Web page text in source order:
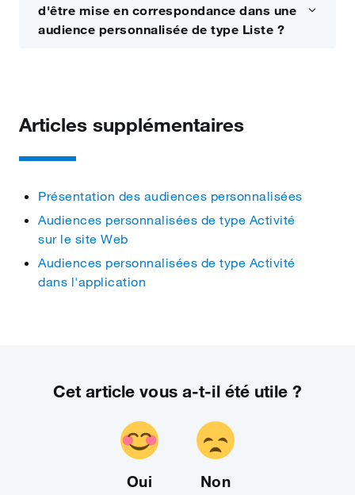
d'être mise en correspondance dans une
audience personnalisée de type Liste ?
Articles supplémentaires
Présentation des audiences personnalisées
Audiences personnalisées de type Activité
sur le site Web
Audiences personnalisées de type Activité
dans l'application
Cet article vous a‑t‑il été utile ?
Oui Non